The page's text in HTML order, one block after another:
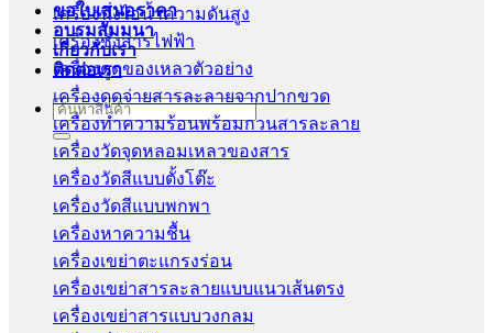
ขอใบเสนอราคา
อบรมสัมมนา
เกี่ยวกับเรา
ติดต่อเรา
Search
for:
เครื่องนึ่งไอน้ำความดันสูง
เครื่องชั่งสารไฟฟ้า
เครื่องดูดของเหลวตัวอย่าง
เครื่องดูดจ่ายสารละลายจากปากขวด
เครื่องทำความร้อนพร้อมกวนสารละลาย
เครื่องวัดจุดหลอมเหลวของสาร
เครื่องวัดสีแบบตั้งโต๊ะ
เครื่องวัดสีแบบพกพา
เครื่องหาความชื้น
เครื่องเขย่าตะแกรงร่อน
เครื่องเขย่าสารละลายแบบแนวเส้นตรง
เครื่องเขย่าสารแบบวงกลม